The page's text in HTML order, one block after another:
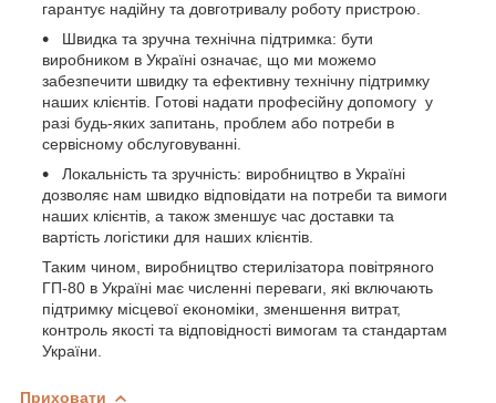
гарантує надійну та довготривалу роботу пристрою.
Швидка та зручна технічна підтримка: бути
виробником в Україні означає, що ми можемо
забезпечити швидку та ефективну технічну підтримку
наших клієнтів. Готові надати професійну допомогу у
разі будь-яких запитань, проблем або потреби в
сервісному обслуговуванні.
Локальність та зручність: виробництво в Україні
дозволяє нам швидко відповідати на потреби та вимоги
наших клієнтів, а також зменшує час доставки та
вартість логістики для наших клієнтів.
Таким чином, виробництво стерилізатора повітряного
ГП-80 в Україні має численні переваги, які включають
підтримку місцевої економіки, зменшення витрат,
контроль якості та відповідності вимогам та стандартам
України.
Приховати